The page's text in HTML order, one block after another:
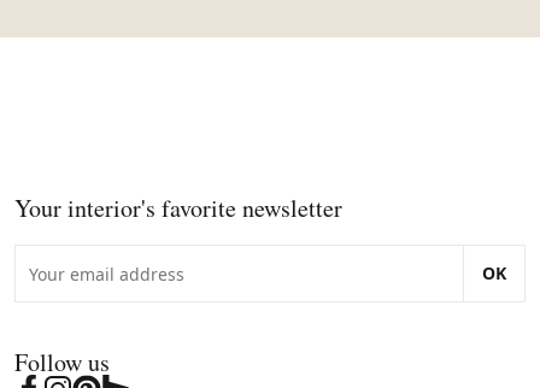
Your interior's favorite newsletter
OK
Follow us